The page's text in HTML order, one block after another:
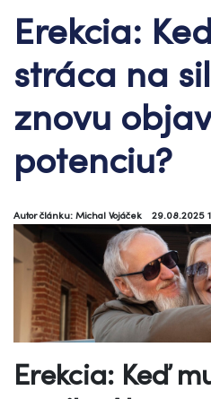
Erekcia:
stráca na
znovu
potenciu?
Autor článku: Michal Vojáček 29.08.2025
Erekcia: Keď